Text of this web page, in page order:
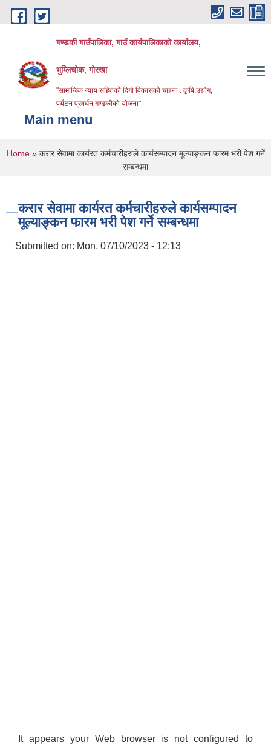
Skip to main content
गण्डकी गाउँपालिका, गाउँ कार्यपालिकाको कार्यालय,
भुम्लिचोक, गोरखा
"सामाजिक न्याय सहितको दिगो विकासको चाहना : कृषि,उद्योग,
पर्यटन प्रवर्धन गण्डकीको योजना"
Main menu
You are here
Home» करार सेवामा कार्यरत कर्मचारीहरुले कार्यसम्पादन मूल्याङ्कन फारम भरी पेश गर्ने
सम्बन्धमा
करार सेवामा कार्यरत कर्मचारीहरुले कार्यसम्पादन
मूल्याङ्कन फारम भरी पेश गर्ने सम्बन्धमा
Submitted on: Mon, 07/10/2023 - 12:13
It appears your Web browser is not configured to